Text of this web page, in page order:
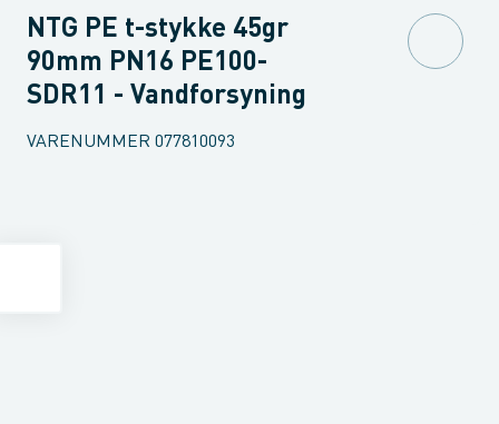
NTG PE t-stykke 45gr
90mm PN16 PE100-
SDR11 - Vandforsyning
VARENUMMER 077810093